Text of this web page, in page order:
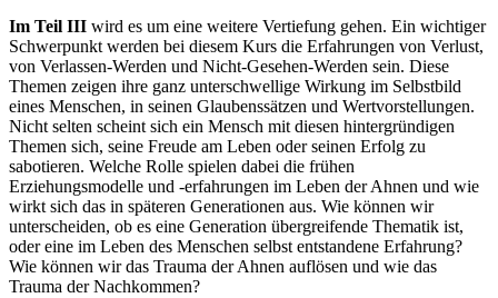
Im Teil III wird es um eine weitere Vertiefung gehen. Ein wichtiger
Schwerpunkt werden bei diesem Kurs die Erfahrungen von Verlust,
von Verlassen-Werden und Nicht-Gesehen-Werden sein. Diese
Themen zeigen ihre ganz unterschwellige Wirkung im Selbstbild
eines Menschen, in seinen Glaubenssätzen und Wertvorstellungen.
Nicht selten scheint sich ein Mensch mit diesen hintergründigen
Themen sich, seine Freude am Leben oder seinen Erfolg zu
sabotieren. Welche Rolle spielen dabei die frühen
Erziehungsmodelle und -erfahrungen im Leben der Ahnen und wie
wirkt sich das in späteren Generationen aus. Wie können wir
unterscheiden, ob es eine Generation übergreifende Thematik ist,
oder eine im Leben des Menschen selbst entstandene Erfahrung?
Wie können wir das Trauma der Ahnen auflösen und wie das
Trauma der Nachkommen?